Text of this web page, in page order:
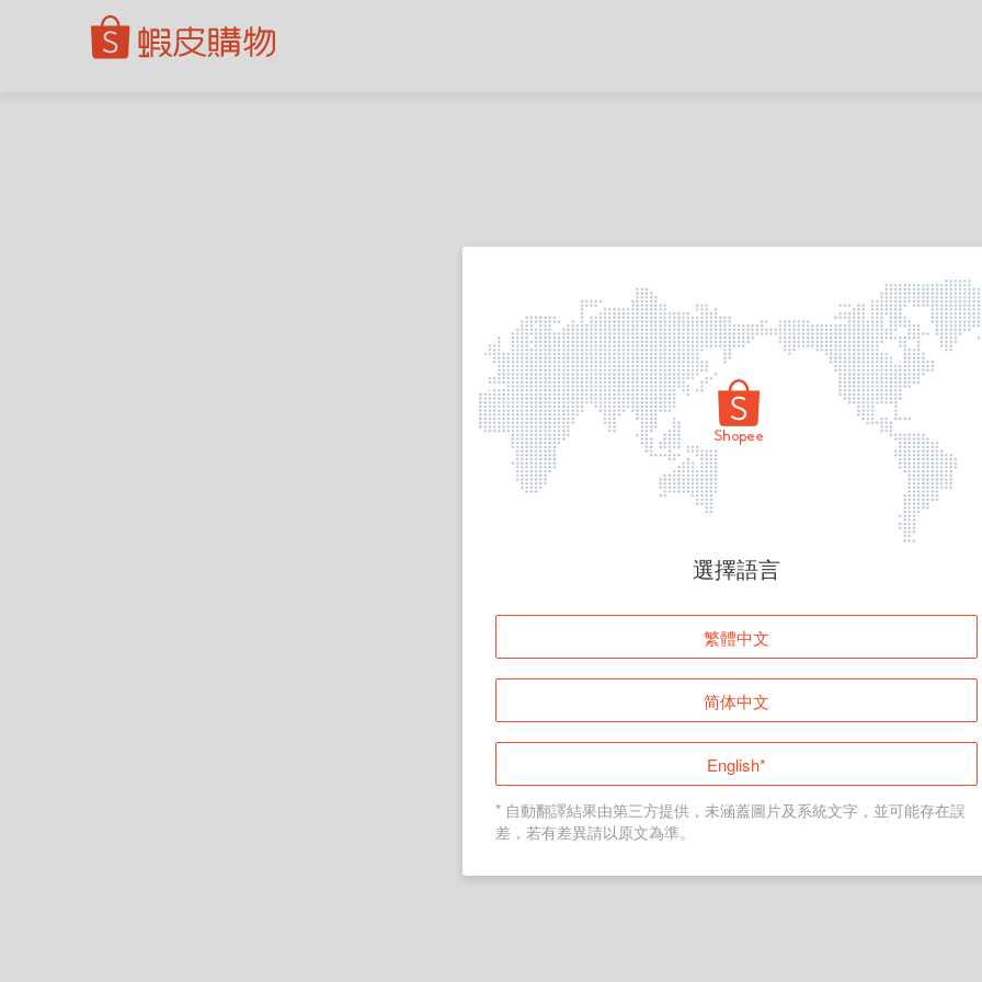
頁面無法顯示
登入
返回首頁
選擇語言
繁體中文
简体中文
English*
* 自動翻譯結果由第三方提供，未涵蓋圖片及系統文字，並可能存在誤
差，若有差異請以原文為準。